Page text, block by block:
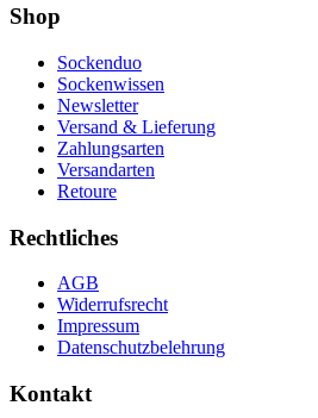
Shop
Sockenduo
Sockenwissen
Newsletter
Versand & Lieferung
Zahlungsarten
Versandarten
Retoure
Rechtliches
AGB
Widerrufsrecht
Impressum
Datenschutzbelehrung
Kontakt